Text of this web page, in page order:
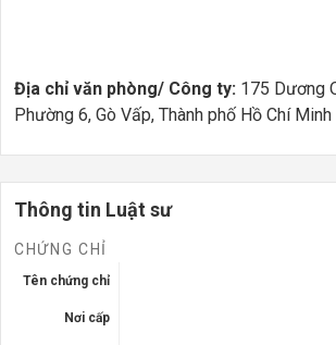
Địa chỉ văn phòng/ Công ty: 175 Dương
Phường 6, Gò Vấp, Thành phố Hồ Chí
Thông tin Luật sư
CHỨNG CHỈ
Tên chứng chỉ
Nơi cấp